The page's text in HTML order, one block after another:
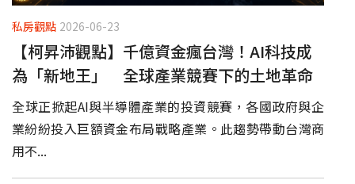
私房觀點 2026-06-23
【柯昇沛觀點】千億資金瘋台灣！AI科技成
為「新地王」 全球產業競賽下的土地革命
全球正掀起AI與半導體產業的投資競賽，各國政府與企
業紛紛投入巨額資金布局戰略產業。此趨勢帶動台灣商
用不...